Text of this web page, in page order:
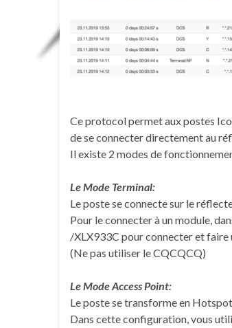
Ce protocol permet aux postes
de se connecter directement au
Il existe 2 modes de
Le Mode Terminal:
Le poste se connecte sur le
Pour le connecter à un module,
/XLX933C pour connecter et faire
(Ne pas utiliser le CQCQCQ)
Le Mode Access Point:
Le poste se transforme en
Dans cette configuration, vous